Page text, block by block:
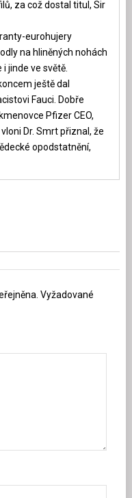
za což dostal titul, Sir
eurohujery
na hliněných nohách
jinde ve světě.
ještě dal
Fauci. Dobře
Pfizer CEO,
Dr. Smrt přiznal, že
opodstatnění,
Vyžadované